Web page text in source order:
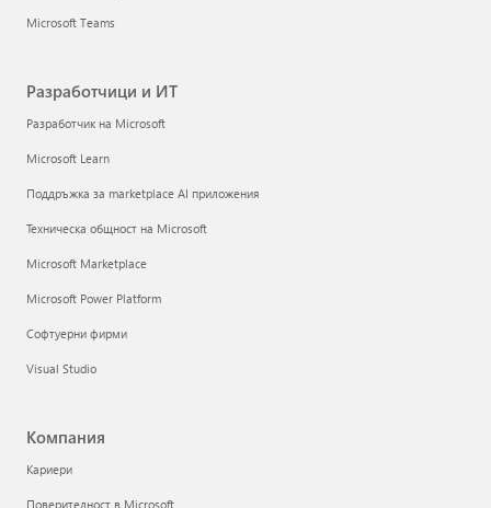
Microsoft Teams
Разработчици и ИТ
Разработчик на Microsoft
Microsoft Learn
Поддръжка за marketplace AI приложения
Техническа общност на Microsoft
Microsoft Marketplace
Microsoft Power Platform
Софтуерни фирми
Visual Studio
Компания
Кариери
Поверителност в Microsoft